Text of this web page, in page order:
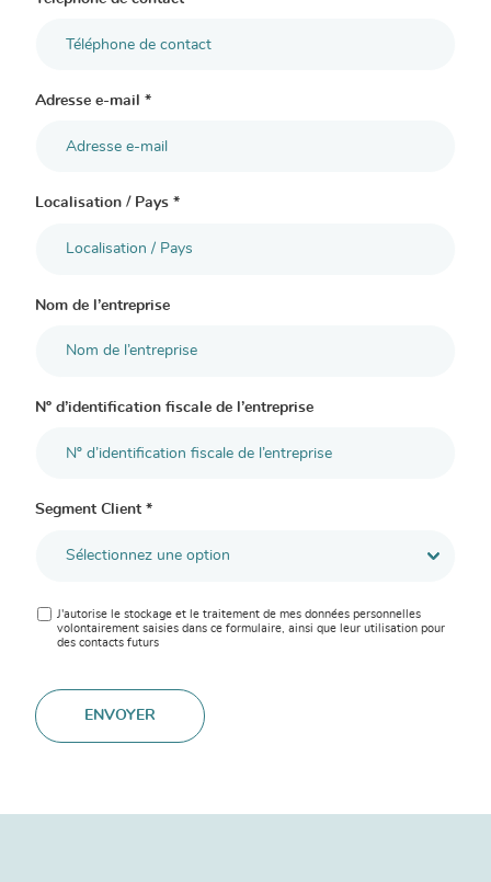
Adresse e-mail *
Localisation / Pays *
Nom de l’entreprise
Nº d’identification fiscale de l’entreprise
Segment Client *
J'autorise le stockage et le traitement de mes données personnelles
volontairement saisies dans ce formulaire, ainsi que leur utilisation pour
des contacts futurs
ENVOYER